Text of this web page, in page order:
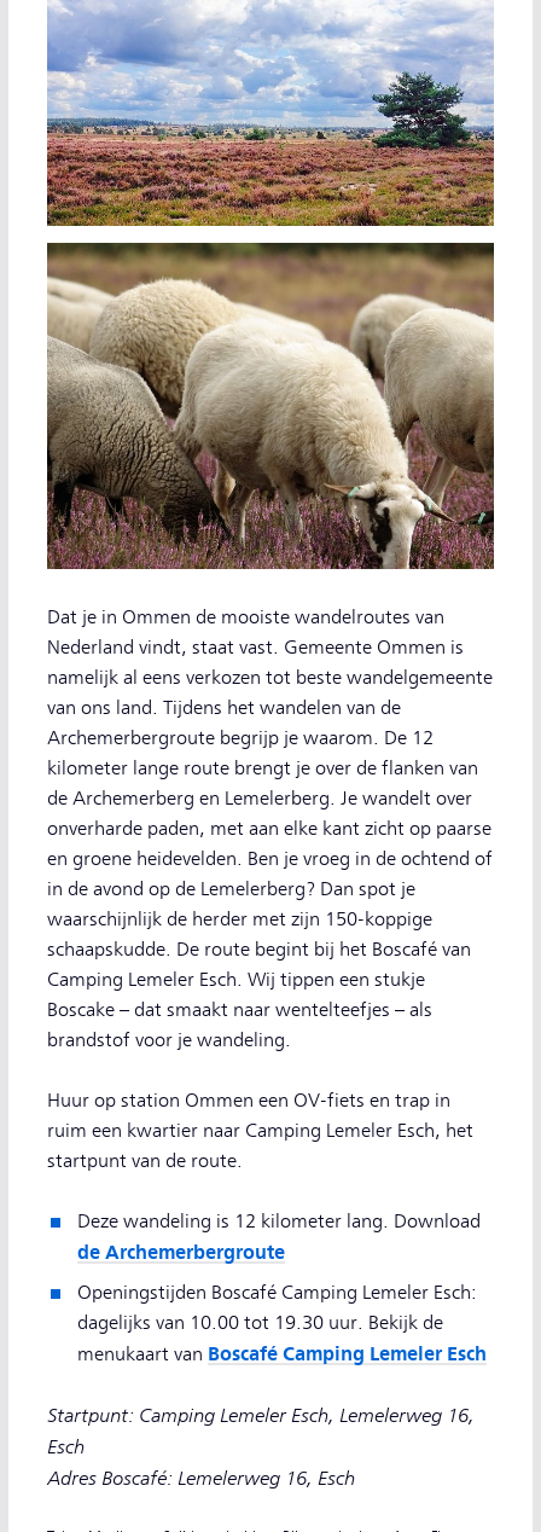
Dat je in Ommen de mooiste wandelroutes van
Nederland vindt, staat vast. Gemeente Ommen is
namelijk al eens verkozen tot beste wandelgemeente
van ons land. Tijdens het wandelen van de
Archemerbergroute begrijp je waarom. De 12
kilometer lange route brengt je over de flanken van
de Archemerberg en Lemelerberg. Je wandelt over
onverharde paden, met aan elke kant zicht op paarse
en groene heidevelden. Ben je vroeg in de ochtend of
in de avond op de Lemelerberg? Dan spot je
waarschijnlijk de herder met zijn 150-koppige
schaapskudde. De route begint bij het Boscafé van
Camping Lemeler Esch. Wij tippen een stukje
Boscake – dat smaakt naar wentelteefjes – als
brandstof voor je wandeling.
Huur op station Ommen een OV-fiets en trap in
ruim een kwartier naar Camping Lemeler Esch, het
startpunt van de route.
Deze wandeling is 12 kilometer lang. Download
de Archemerbergroute
Openingstijden Boscafé Camping Lemeler Esch:
dagelijks van 10.00 tot 19.30 uur. Bekijk de
menukaart van Boscafé Camping Lemeler Esch
Startpunt: Camping Lemeler Esch, Lemelerweg 16,
Esch
Adres Boscafé: Lemelerweg 16, Esch